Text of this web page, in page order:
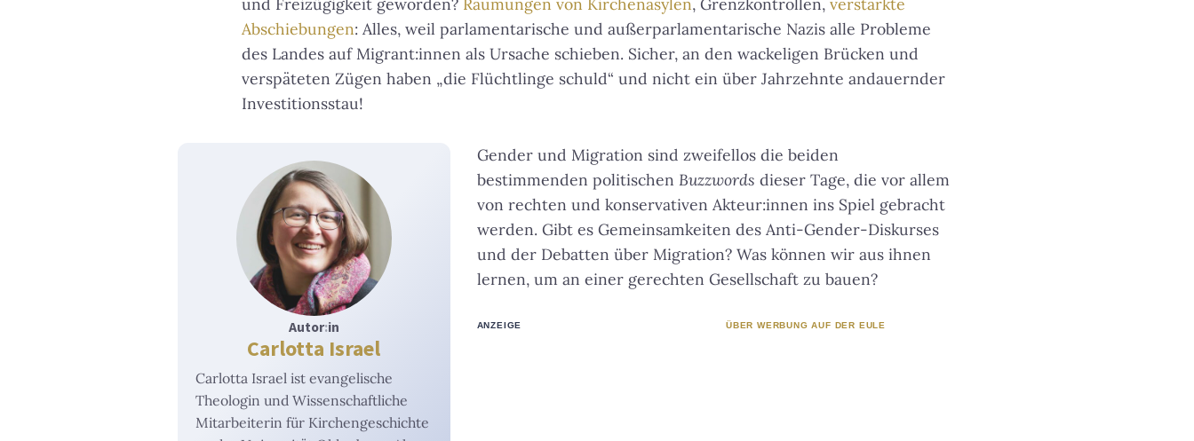
Abschiebungen: Alles, weil parlamentarische und außerparlamentarische Nazis alle Probleme
des Landes auf Migrant:innen als Ursache schieben. Sicher, an den wackeligen Brücken und
verspäteten Zügen haben „die Flüchtlinge schuld“ und nicht ein über Jahrzehnte andauernder
Investitionsstau!
Autor:in
Carlotta Israel
Carlotta Israel ist evangelische
Theologin und Wissenschaftliche
Mitarbeiterin für Kirchengeschichte
Gender und Migration sind zweifellos die beiden
bestimmenden politischen Buzzwords dieser Tage, die vor allem
von rechten und konservativen Akteur:innen ins Spiel gebracht
werden. Gibt es Gemeinsamkeiten des Anti-Gender-Diskurses
und der Debatten über Migration? Was können wir aus ihnen
lernen, um an einer gerechten Gesellschaft zu bauen?
ANZEIGE ÜBER WERBUNG AUF DER EULE